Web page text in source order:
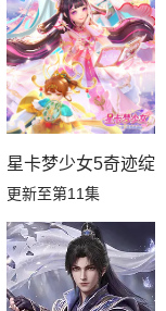
季（下）
星卡梦少女5奇迹绽
更新至第11集